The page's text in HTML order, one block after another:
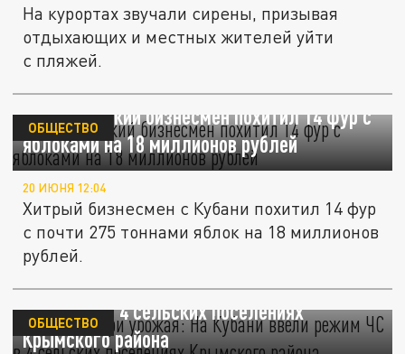
На курортах звучали сирены, призывая
отдыхающих и местных жителей уйти
с пляжей.
112: кубанский бизнесмен похитил 14 фур с
яблоками на 18 миллионов рублей
ОБЩЕСТВО
20 ИЮНЯ 12:04
Хитрый бизнесмен с Кубани похитил 14 фур
с почти 275 тоннами яблок на 18 миллионов
рублей.
Угроза потери урожая: На Кубани ввели
режим ЧС в 4 сельских поселениях
Крымского района
ОБЩЕСТВО